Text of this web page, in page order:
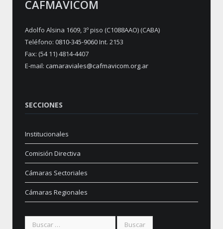
CAFMAVICOM
Adolfo Alsina 1609, 3º piso (C1088AAO) (CABA)
Teléfono: 0810-345-9060Int. 2153
Fax: (54 11) 4814-4407
E-mail: camaraviales@cafmavicom.org.ar
SECCIONES
Institucionales
Comisión Directiva
Cámaras Sectoriales
Cámaras Regionales